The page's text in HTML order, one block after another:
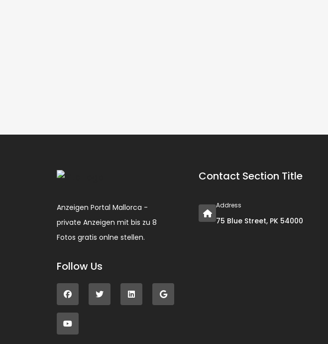
Anzeigen Portal Mallorca -
private Anzeigen mit bis zu 8
Fotos gratis onlne stellen.
Follow Us
Contact Section Title
Address
75 Blue Street, PK 54000